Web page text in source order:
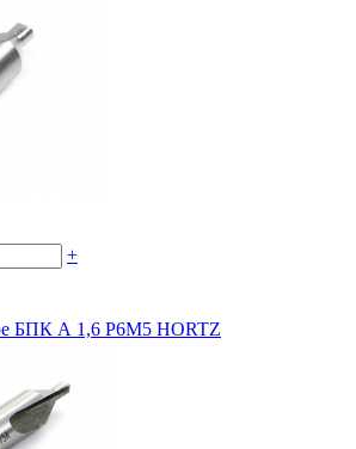
+
БПК А 1,6 Р6М5 HORTZ